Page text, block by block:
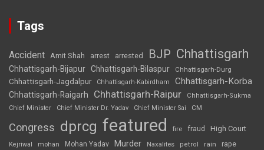
Tags
Accident Amit Shah arrest arrested BJP Chhattisgarh
Chhattisgarh-Bijapur Chhattisgarh-Bilaspur Chhattisgarh-Durg
Chhattisgarh-Jagdalpur Chhattisgarh-Kabirdham Chhattisgarh-Korba
Chhattisgarh-Raigarh Chhattisgarh-Raipur
Chhattisgarh-Sukma
Chief Minister
Chief Minister Dr. Yadav Chief Minister Sai CM
Congress dprcg featured fire fraud High Court
Kejriwal mohan Mohan Yadav Murder Naxalites petrol rain rape